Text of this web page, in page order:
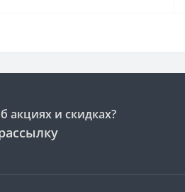
акциях и скидках?